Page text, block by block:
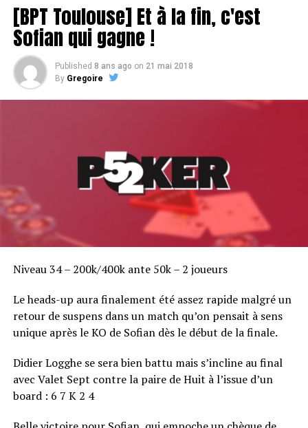
Antonio Esfandiari
Randolph Lanosga
De nombreux Français ne sont plus dans le tournoi.
[BPT Toulouse] Et à la fin, c'est
Sofian qui gagne !
Published 8 ans ago on 21 mai 2018
By Gregoire
Niveau 34 – 200k/400k ante 50k – 2 joueurs
Le heads-up aura finalement été assez rapide malgré un
retour de suspens dans un match qu’on pensait à sens
unique après le KO de Sofian dès le début de la finale.
Didier Logghe se sera bien battu mais s’incline au final
avec Valet Sept contre la paire de Huit à l’issue d’un
board : 6 7 K 2 4